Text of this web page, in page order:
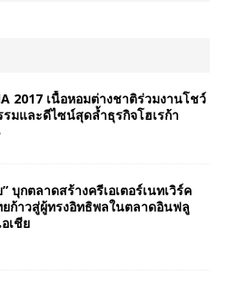
2017 เนื้อหอมต่างชาติร่วมงานโชว์
มและดีไซน์สุดล้ำธุรกิจโฮเรก้า
บุกตลาดสร้างครีเอเตอร์เนทเวิร์ค
ก้าวสู่ผู้ทรงอิทธิพลในตลาดอินฟลู
เชีย